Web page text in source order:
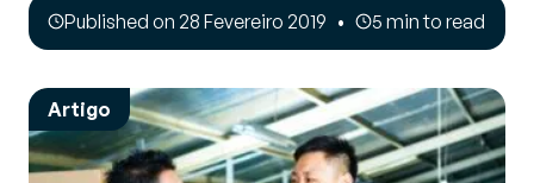
Published on 28 Fevereiro 2019 5 min to read
Artigo